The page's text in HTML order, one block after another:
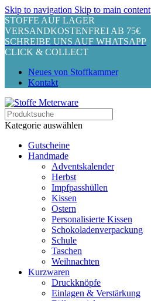
Skip to navigation Skip to main content
STOFFE AUF LAGER
VERSANDKOSTENFREI AB 75€
SCHREIBE UNS AUF WHATSAPP
CLICK & COLLECT
Neues von Stoffkammer
Kontakt
Kategorie auswählen
Gutscheine
Handmade
Adventskalender
Herbst
Impfpasshüllen
Kissen
Ostern
Personalisierte Kissen
Schokoladenverpackung
Schule
Taschen
Weihnachten
Kurzwaren
Druckknöpfe
Einlagen & Verstärkung